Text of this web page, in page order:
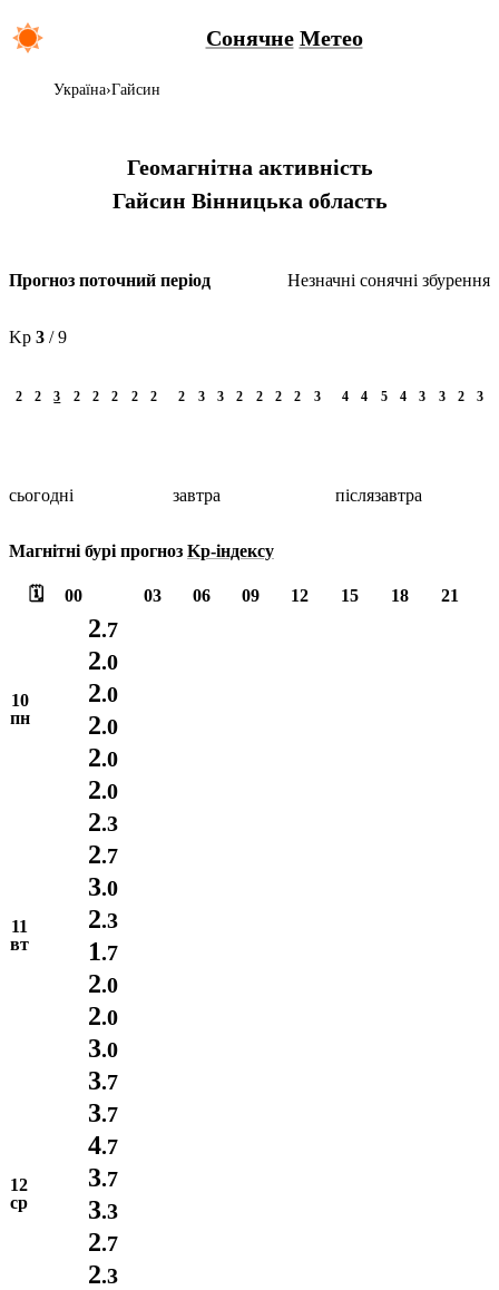
Сонячне Метео
Україна Гайсин
Геомагнітна активність
Гайсин Вінницька область
Прогноз поточний період Незначні сонячні збурення
Kp 3 / 9
2 2 3 2 2 2 2 2 2 3 3 2 2 2 2 3 4 4 5 4 3 3 2 3
сьогодні завтра післязавтра
Магнітні бурі прогноз Kp-індексу
🗓️ 00 03 06 09 12 15 18 21
10
пн
2.7
2.0
2.0
2.0
2.0
2.0
11
вт
2.3
2.7
3.0
2.3
1.7
2.0
2.0
3.0
12
ср
3.7
3.7
4.7
3.7
3.3
2.7
2.3